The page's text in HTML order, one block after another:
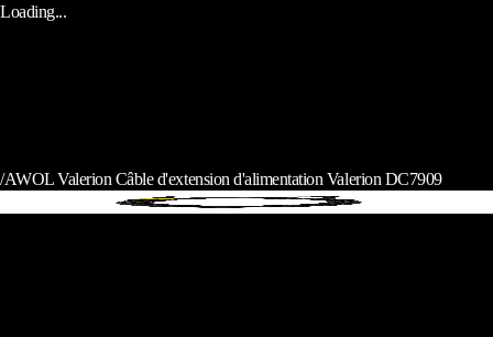
Loading...
/AWOL Valerion Câble d'extension d'alimentation Valerion DC7909